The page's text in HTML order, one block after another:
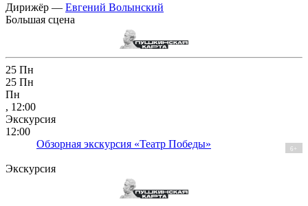
Дирижёр — Евгений Волынский
Большая сцена
25 Пн
25 Пн
Пн
, 12:00
Экскурсия
12:00
Обзорная экскурсия «Театр Победы»
6+
Экскурсия